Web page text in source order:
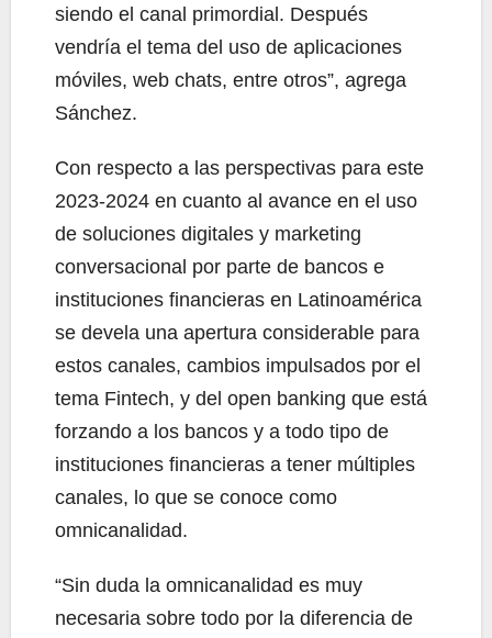
siendo el canal primordial. Después
vendría el tema del uso de aplicaciones
móviles, web chats, entre otros”, agrega
Sánchez.
Con respecto a las perspectivas para este
2023-2024 en cuanto al avance en el uso
de soluciones digitales y marketing
conversacional por parte de bancos e
instituciones financieras en Latinoamérica
se devela una apertura considerable para
estos canales, cambios impulsados por el
tema Fintech, y del open banking que está
forzando a los bancos y a todo tipo de
instituciones financieras a tener múltiples
canales, lo que se conoce como
omnicanalidad.
“Sin duda la omnicanalidad es muy
necesaria sobre todo por la diferencia de